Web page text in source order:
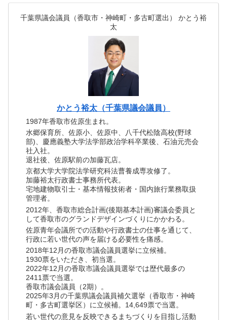
千葉県議会議員（香取市・神崎町・多古町選出） かとう裕
太
かとう裕太（千葉県議会議員）
1987年香取市佐原生まれ。
水郷保育所、佐原小、佐原中、八千代松陰高校(野球
部)、慶應義塾大学法学部政治学科卒業後、石油元売会
社入社。
退社後、佐原駅前の加藤瓦店。
京都大学大学院法学研究科法曹養成専攻修了。
加藤裕太行政書士事務所代表。
宅地建物取引士・基本情報技術者・国内旅行業務取扱
管理者。
2012年、香取市総合計画(後期基本計画)審議会委員と
して香取市のグランドデザインづくりにかかわる。
佐原青年会議所での活動や行政書士の仕事を通じて、
行政に若い世代の声を届ける必要性を痛感。
2018年12月の香取市議会議員選挙に立候補。
1930票をいただき、初当選。
2022年12月の香取市議会議員選挙では歴代最多の
2411票で当選。
香取市議会議員（2期）。
2025年3月の千葉県議会議員補欠選挙（香取市・神崎
町・多古町選挙区）に立候補。14,649票で当選。
若い世代の意見を反映できるまちづくりを目指し活動